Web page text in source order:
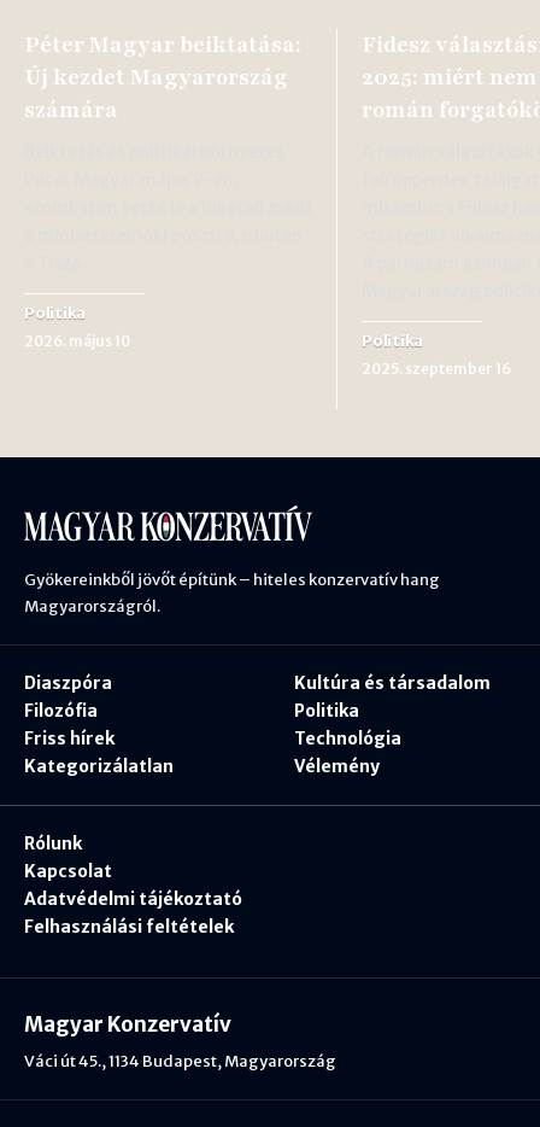
Péter Magyar beiktatása:
Új kezdet Magyarország
számára
Politika
2026. május 10
Fidesz
2025: miért
román
Politika
2025. szeptember 16
Gyökereinkből jövőt építünk – hiteles konzervatív hang
Magyarországról.
Diaszpóra
Filozófia
Friss hírek
Kategorizálatlan
Kultúra és társadalom
Politika
Technológia
Vélemény
Rólunk
Kapcsolat
Adatvédelmi tájékoztató
Felhasználási feltételek
Magyar Konzervatív
Váci út 45., 1134 Budapest, Magyarország